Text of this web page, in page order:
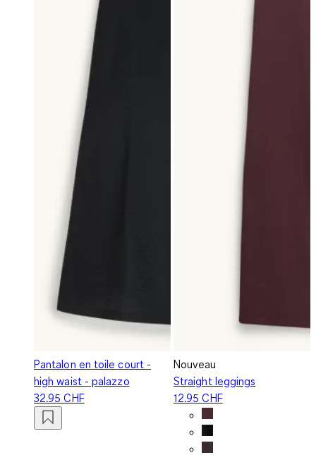
Pantalon en toile court -
high waist - palazzo
32.95 CHF
Nouveau
Straight leggings
12.95 CHF